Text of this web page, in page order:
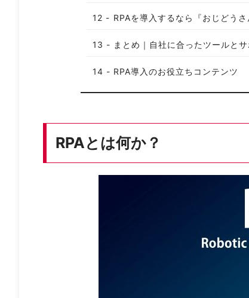
RPAを導入するなら『おじどうさ
まとめ｜自社に合ったツールと
RPA導入のお役立ちコンテンツ
RPAとは何か？